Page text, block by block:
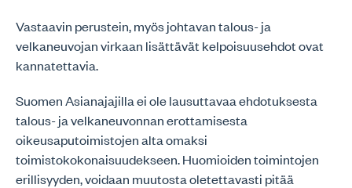
Vastaavin perustein, myös johtavan talous- ja
velkaneuvojan virkaan lisättävät kelpoisuusehdot ovat
kannatettavia.
Suomen Asianajajilla ei ole lausuttavaa ehdotuksesta
talous- ja velkaneuvonnan erottamisesta
oikeusaputoimistojen alta omaksi
toimistokokonaisuudekseen. Huomioiden toimintojen
erillisyyden, voidaan muutosta oletettavasti pitää